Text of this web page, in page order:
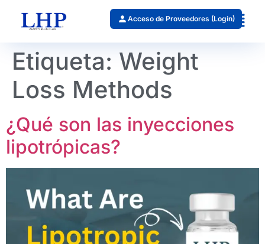
Acceso de Proveedores (Login)
Etiqueta: Weight
Loss Methods
¿Qué son las inyecciones
lipotrópicas?